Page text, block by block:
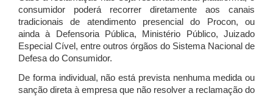
consumidor poderá recorrer diretamente aos canais
tradicionais de atendimento presencial do Procon, ou
ainda à Defensoria Pública, Ministério Público, Juizado
Especial Cível, entre outros órgãos do Sistema Nacional de
Defesa do Consumidor.
De forma individual, não está prevista nenhuma medida ou
sanção direta à empresa que não resolver a reclamação do